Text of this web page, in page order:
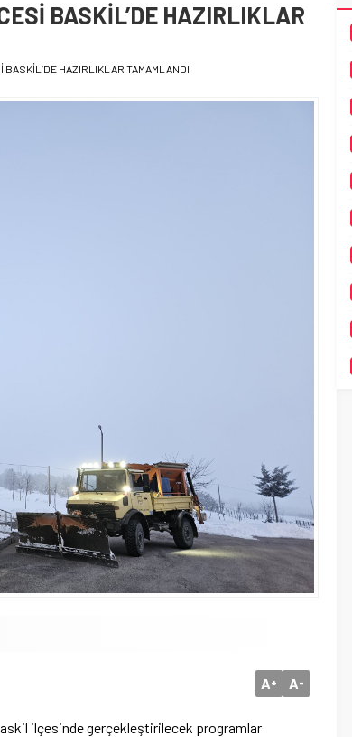
BASKİL’DE HAZIRLIKLAR
BASKİL’DE HAZIRLIKLAR TAMAMLANDI
A+ A-
ilçesinde gerçekleştirilecek programlar